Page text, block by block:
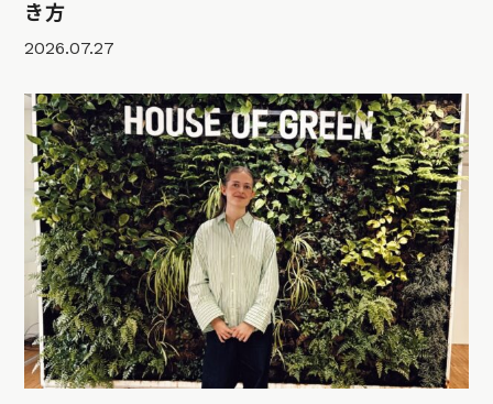
き方
2026.07.27